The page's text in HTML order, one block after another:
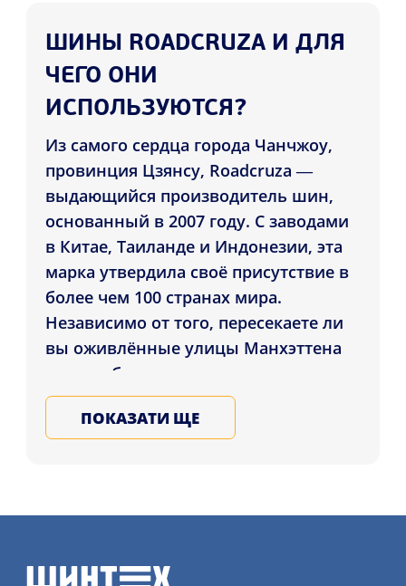
ШИНЫ ROADCRUZA И ДЛЯ
ЧЕГО ОНИ
ИСПОЛЬЗУЮТСЯ?
Из самого сердца города Чанчжоу,
провинция Цзянсу, Roadcruza —
выдающийся производитель шин,
основанный в 2007 году. С заводами
в Китае, Таиланде и Индонезии, эта
марка утвердила своё присутствие в
более чем 100 странах мира.
Независимо от того, пересекаете ли
вы оживлённые улицы Манхэттена
или пробираетесь через хаотичные
потоки трафика Нью-Дели, шины
Roadcruza обещают вершину
Считайте сами: только в 2022 году
1,5 миллиарда долларов в
ПОКАЗАТИ ЩЕ